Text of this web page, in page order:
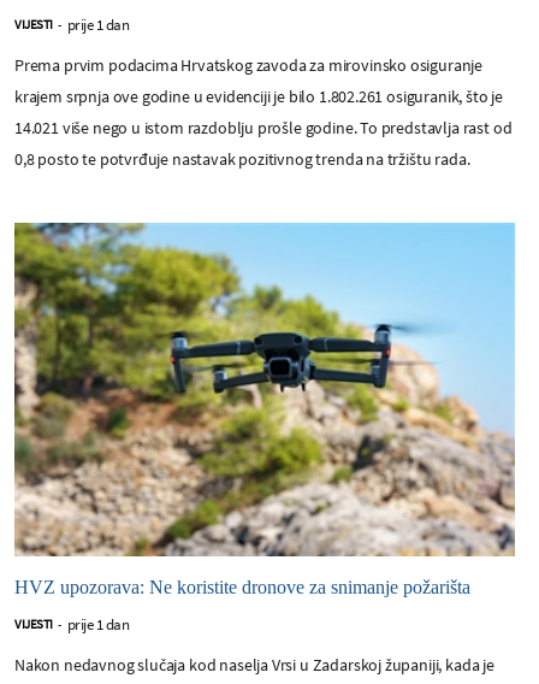
VIJESTI - prije 1 dan
Prema prvim podacima Hrvatskog zavoda za mirovinsko osiguranje
krajem srpnja ove godine u evidenciji je bilo 1.802.261 osiguranik, što je
14.021 više nego u istom razdoblju prošle godine. To predstavlja rast od
0,8 posto te potvrđuje nastavak pozitivnog trenda na tržištu rada.
HVZ upozorava: Ne koristite dronove za snimanje požarišta
VIJESTI - prije 1 dan
Nakon nedavnog slučaja kod naselja Vrsi u Zadarskoj županiji, kada je